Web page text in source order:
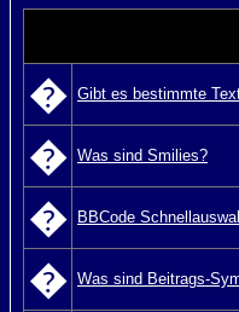
� Gibt es bestimmte
� Was sind Smilies?
� BBCode
� Was sind Beitrags-